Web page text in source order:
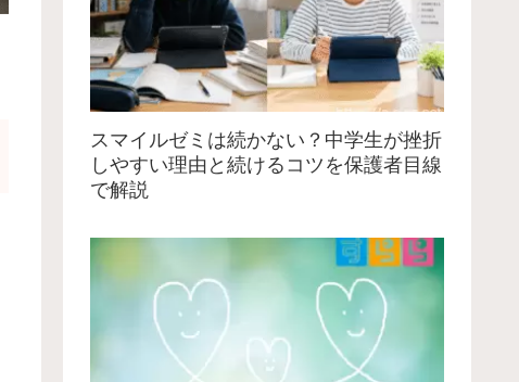
スマイルゼミは続かない？中学生が挫折
しやすい理由と続けるコツを保護者目線
で解説